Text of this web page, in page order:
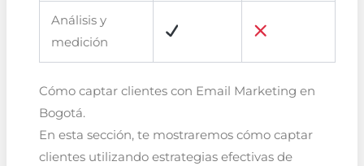
Análisis y
medición
Cómo captar clientes con Email Marketing en
Bogotá.
En esta sección, te mostraremos cómo captar
clientes utilizando estrategias efectivas de